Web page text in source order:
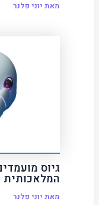
מאת יוני פלנר
גיוס
המלאכותית
מאת יוני פלנר